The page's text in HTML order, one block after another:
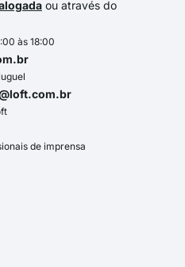
ou através do
às 18:00
de imprensa